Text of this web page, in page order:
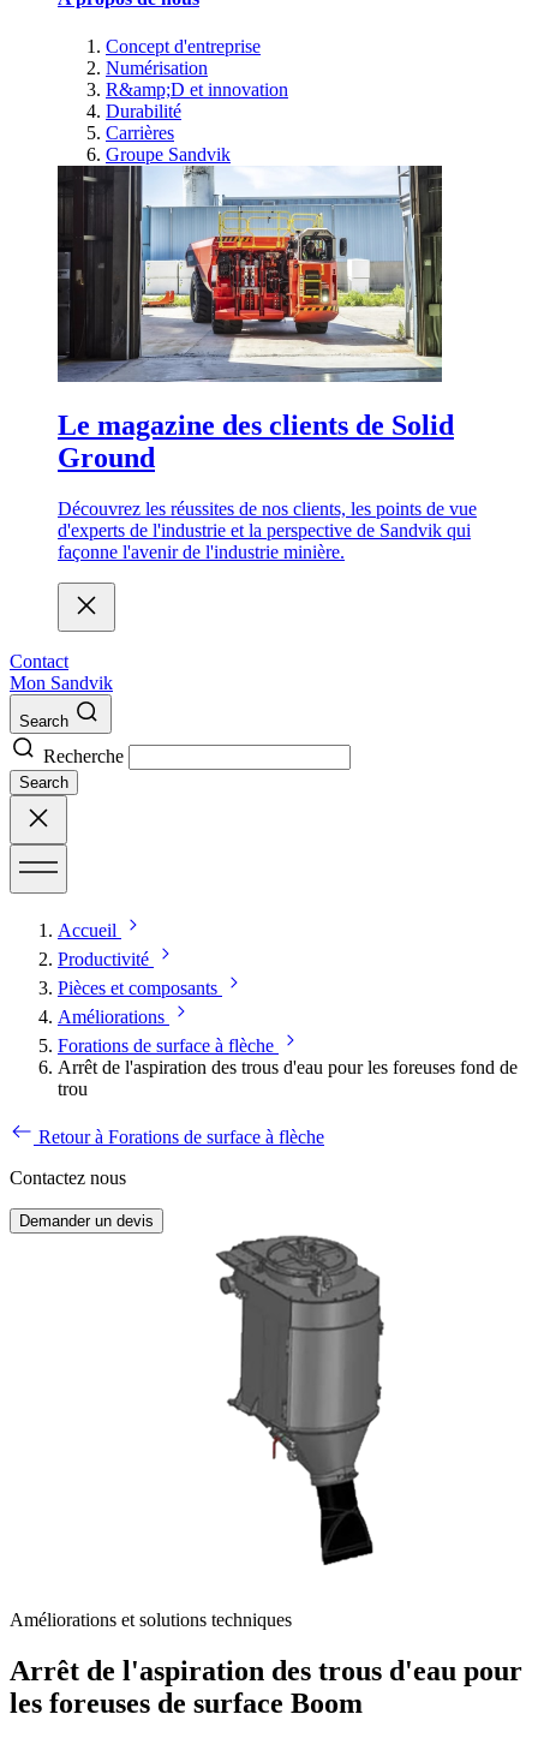
Concept d'entreprise
Numérisation
R&amp;D et innovation
Durabilité
Carrières
Groupe Sandvik
Le magazine des clients de Solid
Ground
Découvrez les réussites de nos clients, les points de vue
d'experts de l'industrie et la perspective de Sandvik qui
façonne l'avenir de l'industrie minière.
Contact
Mon Sandvik
Search
Recherche
Search
Accueil
Productivité
Pièces et composants
Améliorations
Forations de surface à flèche
Arrêt de l'aspiration des trous d'eau pour les foreuses fond de
trou
Retour à Forations de surface à flèche
Contactez nous
Demander un devis
Améliorations et solutions techniques
Arrêt de l'aspiration des trous d'eau pour
les foreuses de surface Boom